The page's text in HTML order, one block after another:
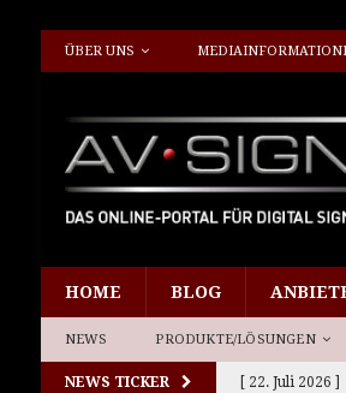
ÜBER UNS
HOME BLOG
NEWS PRODUKTE/LÖSUNGEN
NEWS TICKER [ 22. Juli 2026 ]